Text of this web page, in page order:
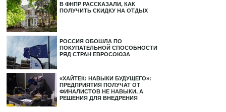
В ФНПР РАССКАЗАЛИ, КАК
ПОЛУЧИТЬ СКИДКУ НА ОТДЫХ
РОССИЯ ОБОШЛА ПО
ПОКУПАТЕЛЬНОЙ СПОСОБНОСТИ
РЯД СТРАН ЕВРОСОЮЗА
«ХАЙТЕК: НАВЫКИ БУДУЩЕГО»:
ПРЕДПРИЯТИЯ ПОЛУЧАТ ОТ
ФИНАЛИСТОВ НЕ НАВЫКИ, А
РЕШЕНИЯ ДЛЯ ВНЕДРЕНИЯ